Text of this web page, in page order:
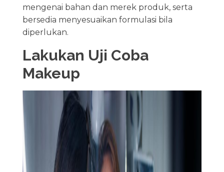
mengenai bahan dan merek produk, serta
bersedia menyesuaikan formulasi bila
diperlukan.
Lakukan Uji Coba
Makeup